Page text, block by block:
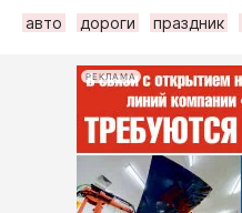
авто
дороги праздник
РЕКЛАМА